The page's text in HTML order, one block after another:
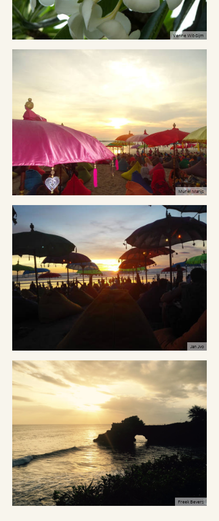
Verine Wit-Sijm
Muriël Marijs
Jan Jvo
Freek Bevers